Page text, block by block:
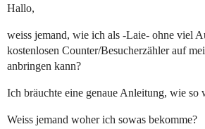
Hallo,
weiss jemand, wie ich als -Laie- ohne viel
kostenlosen Counter/Besucherzähler auf
anbringen kann?
Ich bräuchte eine genaue Anleitung, wie so
Weiss jemand woher ich sowas bekomme?